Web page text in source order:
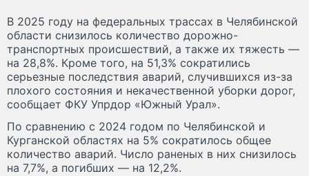
В 2025 году на федеральных трассах в Челябинской
области снизилось количество дорожно-
транспортных происшествий, а также их тяжесть —
на 28,8%. Кроме того, на 51,3% сократились
серьезные последствия аварий, случившихся из-за
плохого состояния и некачественной уборки дорог,
сообщает ФКУ Упрдор «Южный Урал».
По сравнению с 2024 годом по Челябинской и
Курганской областях на 5% сократилось общее
количество аварий. Число раненых в них снизилось
на 7,7%, а погибших — на 12,2%.